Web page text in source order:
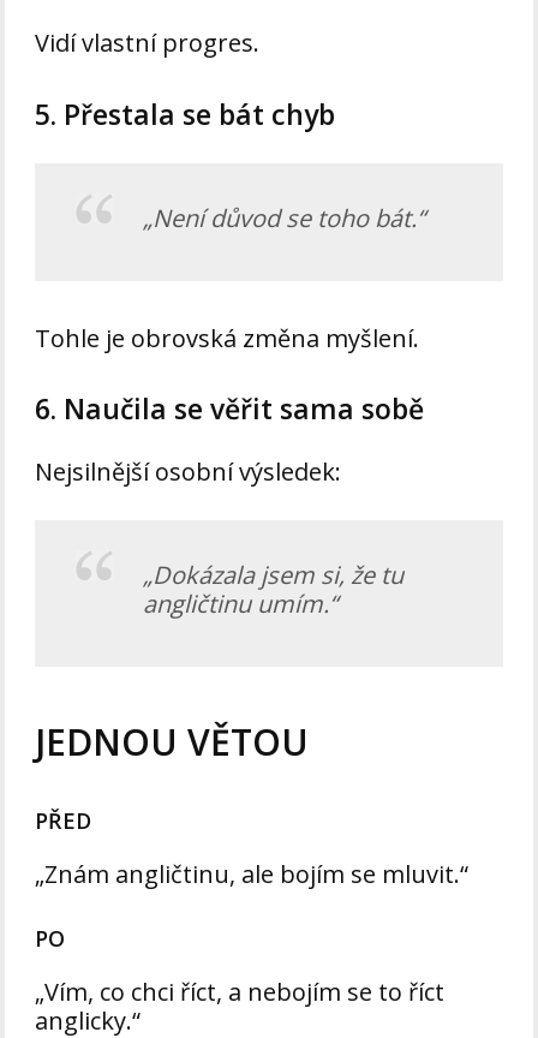
Vidí vlastní progres.
5. Přestala se bát chyb
„Není důvod se toho bát.“
Tohle je obrovská změna myšlení.
6. Naučila se věřit sama sobě
Nejsilnější osobní výsledek:
„Dokázala jsem si, že tu
angličtinu umím.“
JEDNOU VĚTOU
PŘED
„Znám angličtinu, ale bojím se mluvit.“
PO
„Vím, co chci říct, a nebojím se to říct
anglicky.“